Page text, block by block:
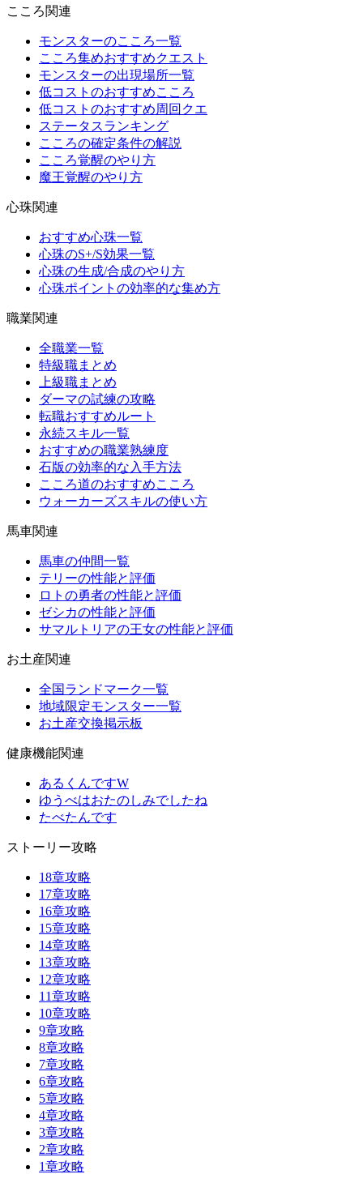
こころ関連
モンスターのこころ一覧
こころ集めおすすめクエスト
モンスターの出現場所一覧
低コストのおすすめこころ
低コストのおすすめ周回クエ
ステータスランキング
こころの確定条件の解説
こころ覚醒のやり方
魔王覚醒のやり方
心珠関連
おすすめ心珠一覧
心珠のS+/S効果一覧
心珠の生成/合成のやり方
心珠ポイントの効率的な集め方
職業関連
全職業一覧
特級職まとめ
上級職まとめ
ダーマの試練の攻略
転職おすすめルート
永続スキル一覧
おすすめの職業熟練度
石版の効率的な入手方法
こころ道のおすすめこころ
ウォーカーズスキルの使い方
馬車関連
馬車の仲間一覧
テリーの性能と評価
ロトの勇者の性能と評価
ゼシカの性能と評価
サマルトリアの王女の性能と評価
お土産関連
全国ランドマーク一覧
地域限定モンスター一覧
お土産交換掲示板
健康機能関連
あるくんですW
ゆうべはおたのしみでしたね
たべたんです
ストーリー攻略
18章攻略
17章攻略
16章攻略
15章攻略
14章攻略
13章攻略
12章攻略
11章攻略
10章攻略
9章攻略
8章攻略
7章攻略
6章攻略
5章攻略
4章攻略
3章攻略
2章攻略
1章攻略